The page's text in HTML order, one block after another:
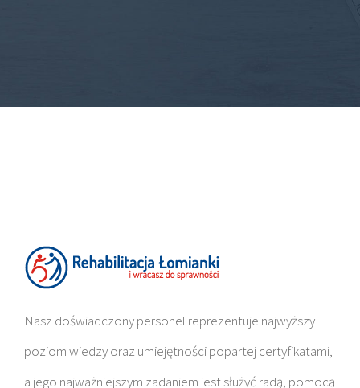
Nasz doświadczony personel reprezentuje najwyższy
poziom wiedzy oraz umiejętności popartej certyfikatami,
a jego najważniejszym zadaniem jest służyć radą, pomocą